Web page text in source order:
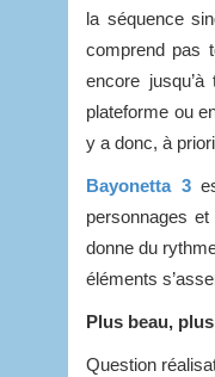
la séquence
comprend pas
encore
plateforme ou
y a donc, à
Bayonetta 3
personnages
donne du
éléments
Plus beau,
Question